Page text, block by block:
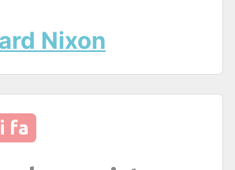
Nixon
fa